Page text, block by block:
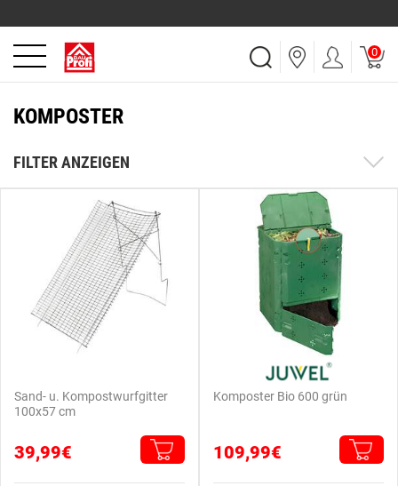
0
KOMPOSTER
FILTER ANZEIGEN
Sand- u. Kompostwurfgitter
100x57 cm
39,99€
Komposter Bio 600 grün
109,99€